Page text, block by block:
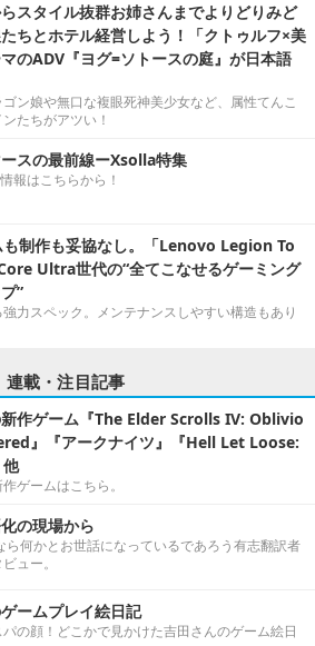
スタイル抜群お姉さんまでよりどりみど
ちとホテル経営しよう！「クトゥルフ×美
のADV『ヨグ=ソトースの庭』が日本語
ン娘や無口な複眼死神美少女など、属性てんこ
たちがアツい！
スの最前線ーXsolla特集
報はこちらから！
制作も妥協なし。「Lenovo Legion To
Ultra世代の“全てこなせるゲーミング
”
力スペック。メンテナンスしやすい構造もあり
連載・注目記事
作ゲーム『The Elder Scrolls IV: Oblivio
』『アークナイツ』『Hell Let Loose:
ゲームはこちら。
の現場から
ら何かとお世話になっているであろう有志翻訳者
ュー。
ームプレイ絵日記
の顔！どこかで見かけた吉田さんのゲーム絵日